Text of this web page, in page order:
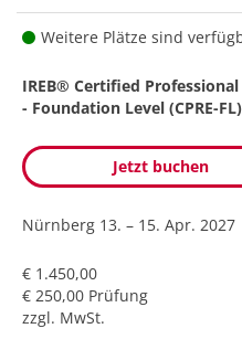
Weitere Plätze sind
IREB® Certified
- Foundation Level (CPRE-
Jetzt buchen
Nürnberg 13. – 15. Apr. 2027
€ 1.450,00
€ 250,00 Prüfung
zzgl. MwSt.